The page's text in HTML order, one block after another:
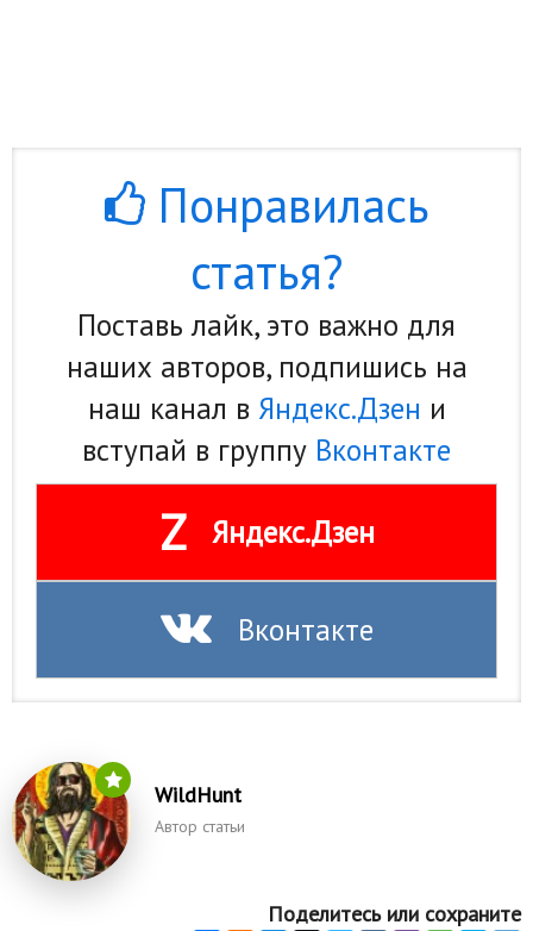
Понравилась
статья?
Поставь лайк, это важно для
наших авторов, подпишись на
наш канал в Яндекс.Дзен и
вступай в группу Вконтакте
Z Яндекс.Дзен
Вконтакте
WildHunt
Автор статьи
Поделитесь или сохраните